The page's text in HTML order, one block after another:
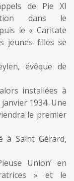
de Pie XI
dans le
le « Caritate
jeunes filles se
évêque de
installées à
1934. Une
le premier
à Saint Gérard,
Union’ en
» et le